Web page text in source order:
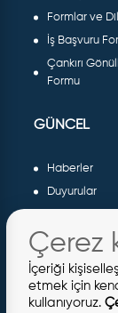
Formlar ve
İş Başvuru
Çankırı
Formu
GÜNCEL
Haberler
Duyurular
Galeri
Etkinlikler
Meclis
İhaleler
Çerez
İçeriği
etmek için
kullanıyoruz.